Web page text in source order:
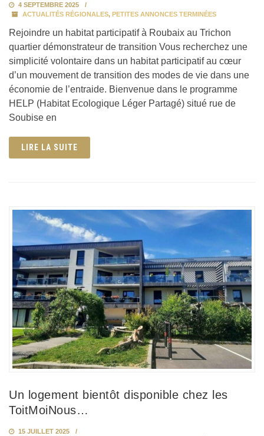
4 SEPTEMBRE 2025
ACTUALITÉS RÉGIONALES, PETITES ANNONCES TERMINÉES
Rejoindre un habitat participatif à Roubaix au Trichon
quartier démonstrateur de transition Vous recherchez une
simplicité volontaire dans un habitat participatif au cœur
d’un mouvement de transition des modes de vie dans une
économie de l’entraide. Bienvenue dans le programme
HELP (Habitat Ecologique Léger Partagé) situé rue de
Soubise en
LIRE LA SUITE
Un logement bientôt disponible chez les
ToitMoiNous…
15 JUILLET 2025